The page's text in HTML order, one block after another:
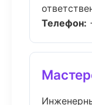
Телефон: